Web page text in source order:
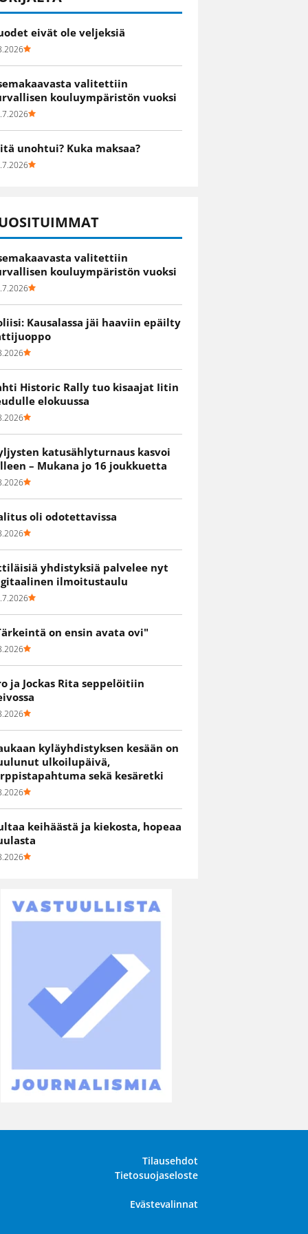
eivät ole veljeksiä
valitettiin
kouluympäristön vuoksi
unohtui? Kuka maksaa?
valitettiin
kouluympäristön vuoksi
Kausalassa jäi haaviin epäilty
Historic Rally tuo kisaajat Iitin
elokuussa
katusählyturnaus kasvoi
– Mukana jo 16 joukkuetta
oli odotettavissa
yhdistyksiä palvelee nyt
ilmoitustaulu
on ensin avata ovi"
ja Jockas Rita seppelöitiin
kyläyhdistyksen kesään on
ulkoilupäivä,
sekä kesäretki
keihäästä ja kiekosta, hopeaa
Tilausehdot
Tietosuojaseloste
Evästevalinnat